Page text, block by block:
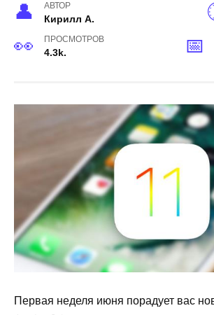
АВТОР
Кирилл А.
ПРОСМОТРОВ
4.3k.
Первая неделя июня порадует вас